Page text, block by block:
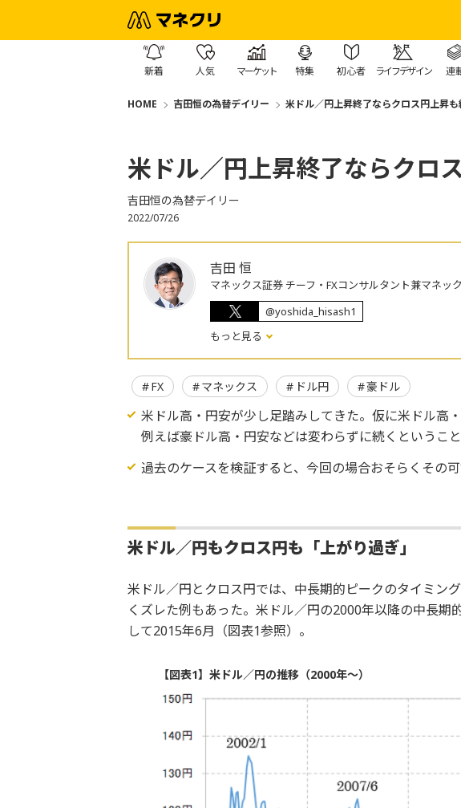
新着 人気 マーケット 特集 初心者 ライフデザイン 連
HOME 吉田恒の為替デイリー 米ドル／円上昇終了ならクロス円上昇も
米ドル／円上昇終了ならクロ
吉田恒の為替デイリー
2022/07/26
吉田 恒
マネックス証券 チーフ・FXコンサルタント兼マネッ
@yoshida_hisash1
もっと見る
FX マネックス ドル円 豪ドル
米ドル高・円安が少し足踏みしてきた。仮に米ドル高
例えば豪ドル高・円安などは変わらずに続くということ
過去のケースを検証すると、今回の場合おそらくその可
米ドル／円もクロス円も「上がり過ぎ」
米ドル／円とクロス円では、中長期的ピークのタイミン
くズレた例もあった。米ドル／円の2000年以降の中長
して2015年6月（図表1参照）。
【図表1】米ドル／円の推移（2000年～）